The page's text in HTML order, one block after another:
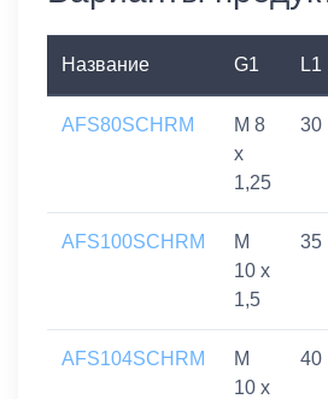
Название G1 L1
AFS80SCHRM
M 8
x
1,25
30
AFS100SCHRM
M
10 x
1,5
35
AFS104SCHRM
M
10 x
40